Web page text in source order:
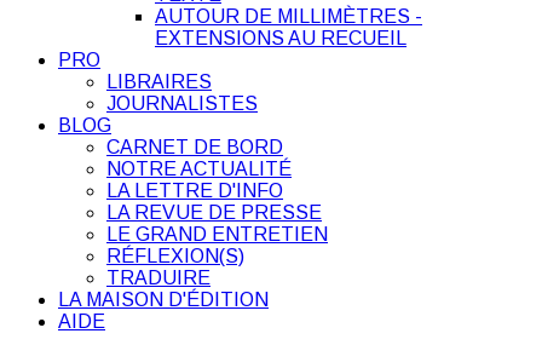
AUTOUR DE MILLIMÈTRES -
EXTENSIONS AU RECUEIL
PRO
LIBRAIRES
JOURNALISTES
BLOG
CARNET DE BORD
NOTRE ACTUALITÉ
LA LETTRE D'INFO
LA REVUE DE PRESSE
LE GRAND ENTRETIEN
RÉFLEXION(S)
TRADUIRE
LA MAISON D'ÉDITION
AIDE